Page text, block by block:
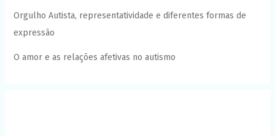
Orgulho Autista, representatividade e diferentes formas de
expressão
O amor e as relações afetivas no autismo